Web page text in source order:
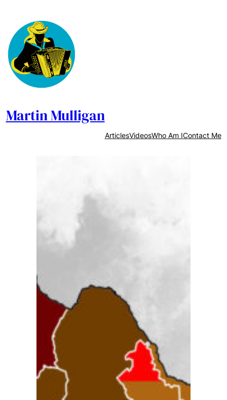
content
Martin Mulligan
ArticlesVideosWho Am IContact Me